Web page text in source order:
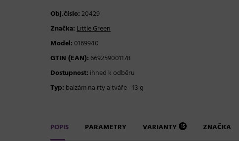
Obj.číslo:20429
Značka:Little Green
Model:0169940
GTIN (EAN): 669259001178
Dostupnost: ihned k odběru
Typ: balzám na rty a tváře - 13 g
POPIS PARAMETRY VARIANTY 15 ZNAČKA